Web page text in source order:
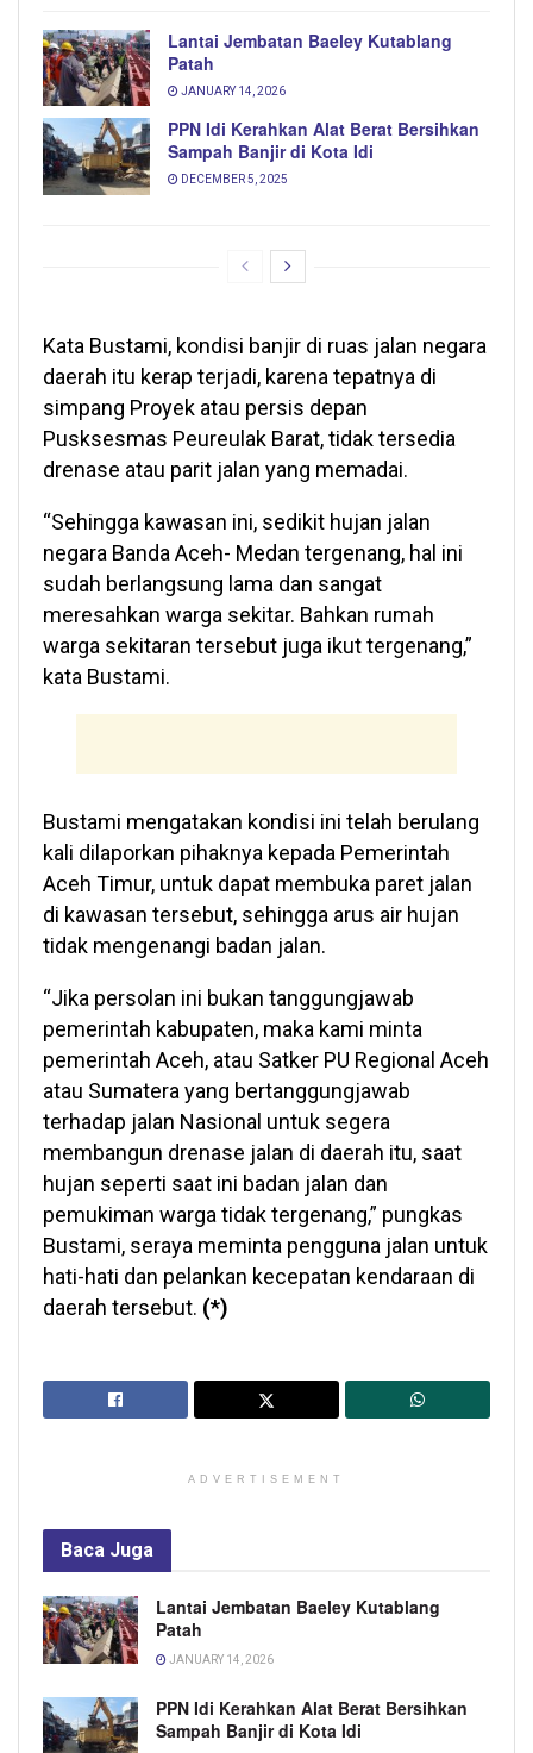
Lantai Jembatan Baeley Kutablang
Patah
JANUARY 14, 2026
PPN Idi Kerahkan Alat Berat Bersihkan
Sampah Banjir di Kota Idi
DECEMBER 5, 2025
Kata Bustami, kondisi banjir di ruas jalan negara
daerah itu kerap terjadi, karena tepatnya di
simpang Proyek atau persis depan
Pusksesmas Peureulak Barat, tidak tersedia
drenase atau parit jalan yang memadai.
“Sehingga kawasan ini, sedikit hujan jalan
negara Banda Aceh- Medan tergenang, hal ini
sudah berlangsung lama dan sangat
meresahkan warga sekitar. Bahkan rumah
warga sekitaran tersebut juga ikut tergenang,”
kata Bustami.
Bustami mengatakan kondisi ini telah berulang
kali dilaporkan pihaknya kepada Pemerintah
Aceh Timur, untuk dapat membuka paret jalan
di kawasan tersebut, sehingga arus air hujan
tidak mengenangi badan jalan.
“Jika persolan ini bukan tanggungjawab
pemerintah kabupaten, maka kami minta
pemerintah Aceh, atau Satker PU Regional Aceh
atau Sumatera yang bertanggungjawab
terhadap jalan Nasional untuk segera
membangun drenase jalan di daerah itu, saat
hujan seperti saat ini badan jalan dan
pemukiman warga tidak tergenang,” pungkas
Bustami, seraya meminta pengguna jalan untuk
hati-hati dan pelankan kecepatan kendaraan di
daerah tersebut. (*)
ADVERTISEMENT
Baca Juga
Lantai Jembatan Baeley Kutablang
Patah
JANUARY 14, 2026
PPN Idi Kerahkan Alat Berat Bersihkan
Sampah Banjir di Kota Idi